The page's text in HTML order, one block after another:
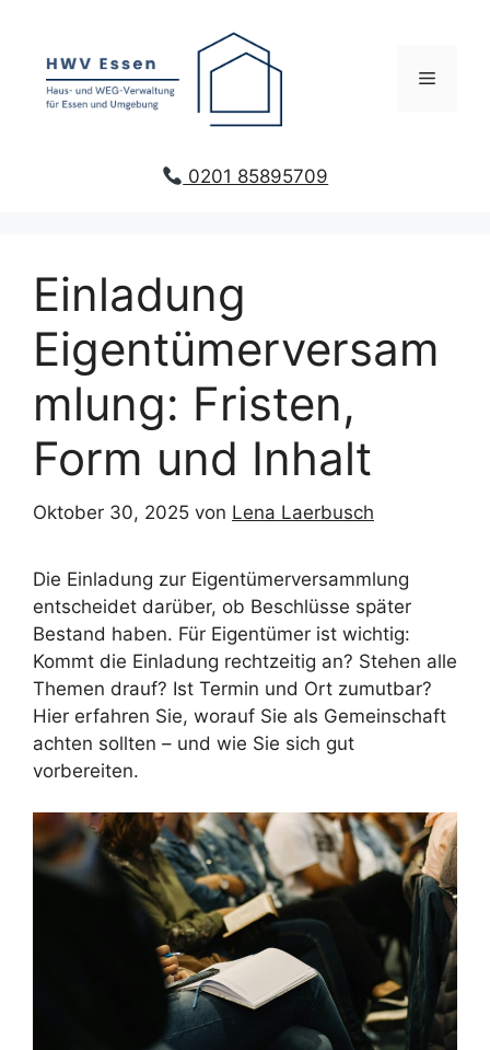
springen
Menü
0201 85895709
Einladung
Eigentümerversam
mlung: Fristen,
Form und Inhalt
Oktober 30, 2025 von Lena Laerbusch
Die Einladung zur Eigentümerversammlung
entscheidet darüber, ob Beschlüsse später
Bestand haben. Für Eigentümer ist wichtig:
Kommt die Einladung rechtzeitig an? Stehen alle
Themen drauf? Ist Termin und Ort zumutbar?
Hier erfahren Sie, worauf Sie als Gemeinschaft
achten sollten – und wie Sie sich gut
vorbereiten.